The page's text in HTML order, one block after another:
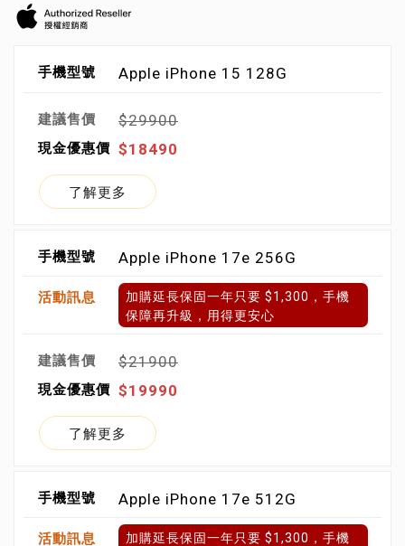
Apple iPhone 15 128G
$29900
$18490
了解更多
Apple iPhone 17e 256G
加購延長保固一年只要 $1,300，手機
保障再升級，用得更安心
$21900
$19990
了解更多
Apple iPhone 17e 512G
加購延長保固一年只要 $1,300，手機